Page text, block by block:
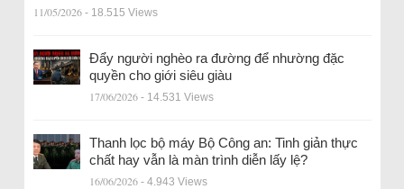
11/05/2026 - 18.515 Views
Đẩy người nghèo ra đường để nhường đặc
quyền cho giới siêu giàu
17/06/2026 - 14.531 Views
Thanh lọc bộ máy Bộ Công an: Tinh giản thực
chất hay vẫn là màn trình diễn lấy lệ?
16/06/2026 - 4.943 Views